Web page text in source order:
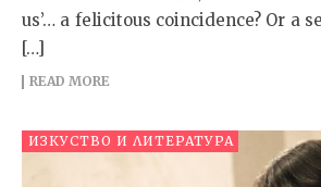
us’… a felicitous coincidence? Or a
[…]
READ MORE
ИЗКУСТВО И ЛИТЕРАТУРА